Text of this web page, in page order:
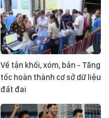
Về tận khối, xóm, bản - Tăng
tốc hoàn thành cơ sở dữ liệu
đất đai